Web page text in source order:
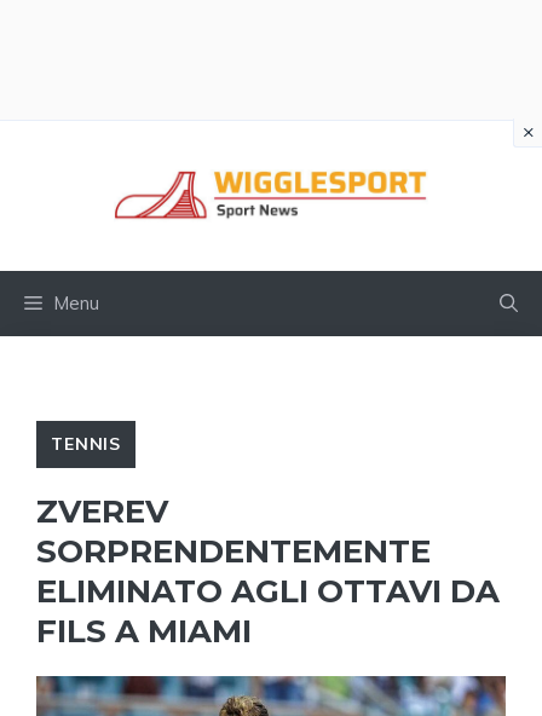
Menu
TENNIS
ZVEREV
SORPRENDENTEMENTE
ELIMINATO AGLI OTTAVI DA
FILS A MIAMI
×